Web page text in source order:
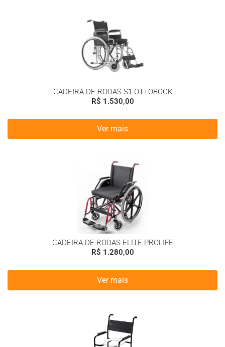
CADEIRA DE RODAS S1 OTTOBOCK
R$ 1.530,00
Ver mais
CADEIRA DE RODAS ELITE PROLIFE
R$ 1.280,00
Ver mais